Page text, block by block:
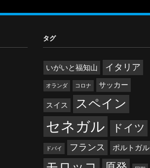
タグ
いがいと福知山 イタリア
オランダ コロナ サッカー
スイス スペイン
セネガル ドイツ
ドバイ フランス ポルトガル